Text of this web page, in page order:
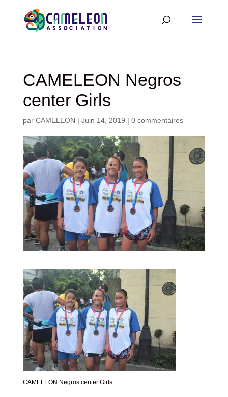
CAMELEON Negros
center Girls
par CAMELEON | Juin 14, 2019 | 0 commentaires
CAMELEON Negros center Girls